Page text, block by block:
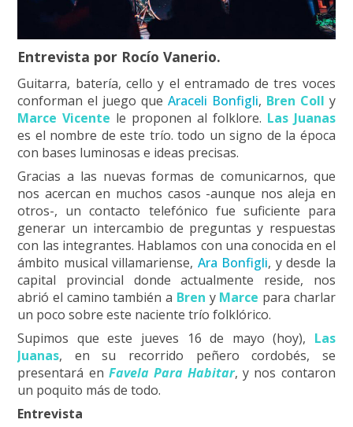
Entrevista por Rocío Vanerio.
Guitarra, batería, cello y el entramado de tres voces
conforman el juego que Araceli Bonfigli, Bren Coll y
Marce Vicente le proponen al folklore. Las Juanas
es el nombre de este trío. todo un signo de la época
con bases luminosas e ideas precisas.
Gracias a las nuevas formas de comunicarnos, que
nos acercan en muchos casos -aunque nos aleja en
otros-, un contacto telefónico fue suficiente para
generar un intercambio de preguntas y respuestas
con las integrantes. Hablamos con una conocida en el
ámbito musical villamariense, Ara Bonfigli, y desde la
capital provincial donde actualmente reside, nos
abrió el camino también a Bren yMarce para charlar
un poco sobre este naciente trío folklórico.
Supimos que este jueves 16 de mayo (hoy), Las
Juanas, en su recorrido peñero cordobés, se
presentará en Favela Para Habitar, y nos contaron
un poquito más de todo.
Entrevista